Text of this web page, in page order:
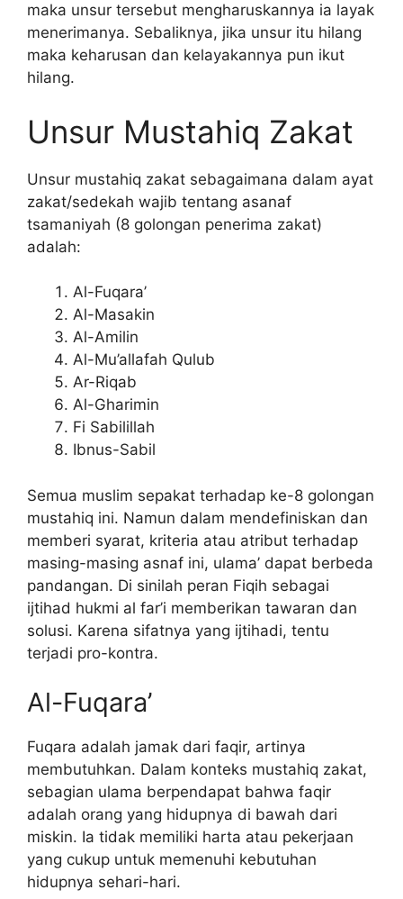
maka unsur tersebut mengharuskannya ia layak
menerimanya. Sebaliknya, jika unsur itu hilang
maka keharusan dan kelayakannya pun ikut
hilang.
Unsur Mustahiq Zakat
Unsur mustahiq zakat sebagaimana dalam ayat
zakat/sedekah wajib tentang asanaf
tsamaniyah (8 golongan penerima zakat)
adalah:
Al-Fuqara’
Al-Masakin
Al-Amilin
Al-Mu’allafah Qulub
Ar-Riqab
Al-Gharimin
Fi Sabilillah
Ibnus-Sabil
Semua muslim sepakat terhadap ke-8 golongan
mustahiq ini. Namun dalam mendefiniskan dan
memberi syarat, kriteria atau atribut terhadap
masing-masing asnaf ini, ulama’ dapat berbeda
pandangan. Di sinilah peran Fiqih sebagai
ijtihad hukmi al far’i memberikan tawaran dan
solusi. Karena sifatnya yang ijtihadi, tentu
terjadi pro-kontra.
Al-Fuqara’
Fuqara adalah jamak dari faqir, artinya
membutuhkan. Dalam konteks mustahiq zakat,
sebagian ulama berpendapat bahwa faqir
adalah orang yang hidupnya di bawah dari
miskin. Ia tidak memiliki harta atau pekerjaan
yang cukup untuk memenuhi kebutuhan
hidupnya sehari-hari.